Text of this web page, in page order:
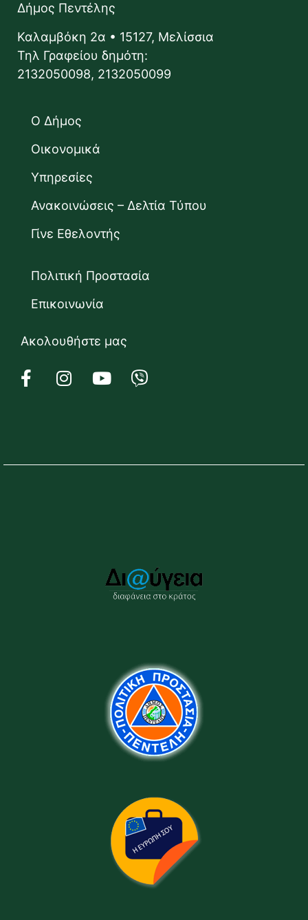
Δήμος Πεντέλης
Καλαμβόκη 2α • 15127, Μελίσσια
Τηλ Γραφείου δημότη:
2132050098, 2132050099
Ο Δήμος
Οικονομικά
Υπηρεσίες
Ανακοινώσεις – Δελτία Τύπου
Γίνε Εθελοντής
Πολιτική Προστασία
Επικοινωνία
Ακολουθήστε μας